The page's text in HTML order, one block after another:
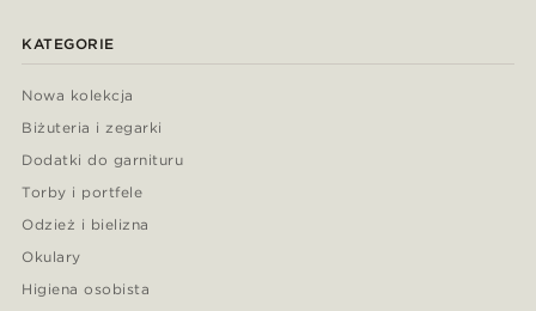
KATEGORIE
Nowa kolekcja
Biżuteria i zegarki
Dodatki do garnituru
Torby i portfele
Odzież i bielizna
Okulary
Higiena osobista